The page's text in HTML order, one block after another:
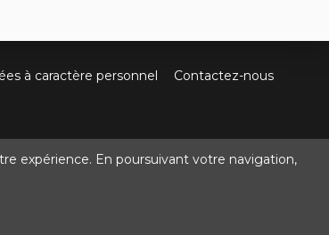
à caractère personnel
Contactez-nous
expérience. En poursuivant votre navigation,